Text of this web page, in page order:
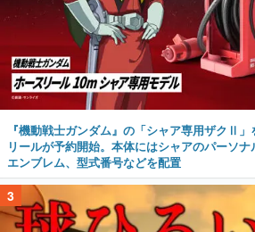
『機動戦士ガンダム』の「シャア専用ザクⅡ
リールが予約開始。本体にはシャアのパーソ
エンブレム、型式番号などを配置
3